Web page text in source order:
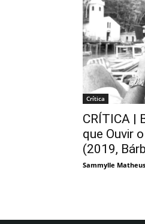
Crítica
CRÍTICA |
que Ouvir
(2019,
Sammylle Matheus